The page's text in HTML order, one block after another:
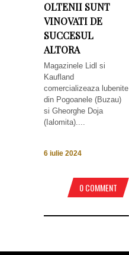
OLTENII SUNT
VINOVATI DE
SUCCESUL
ALTORA
Magazinele Lidl si
Kaufland
comercializeaza lubenite
din Pogoanele (Buzau)
si Gheorghe Doja
(Ialomita)....
6 iulie 2024
0 COMMENT